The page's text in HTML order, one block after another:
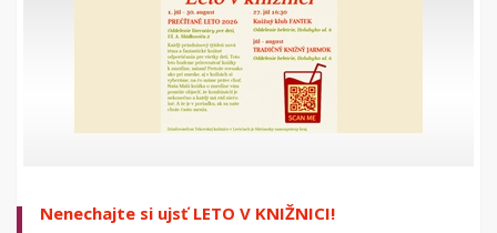
Nenechajte si ujsť LETO V KNIŽNICI!